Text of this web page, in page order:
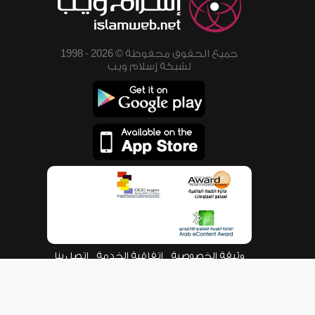
جميع الحقوق محفوظة © 2026 - 1998
لشبكة إسلام ويب
وثيقة الخصوصية اتفاقية الخدمة اتصل بنا